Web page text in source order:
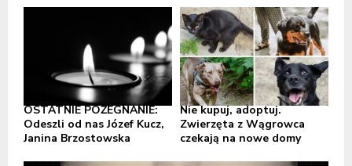
OSTATNIE POŻEGNANIE:
Odeszli od nas Józef Kucz,
Janina Brzostowska
Nie kupuj, adoptuj.
Zwierzęta z Wągrowca
czekają na nowe domy